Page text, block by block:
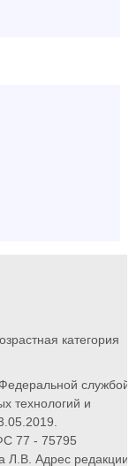
категория
службой
технологий и
77 - 75795
Л.В. Адрес